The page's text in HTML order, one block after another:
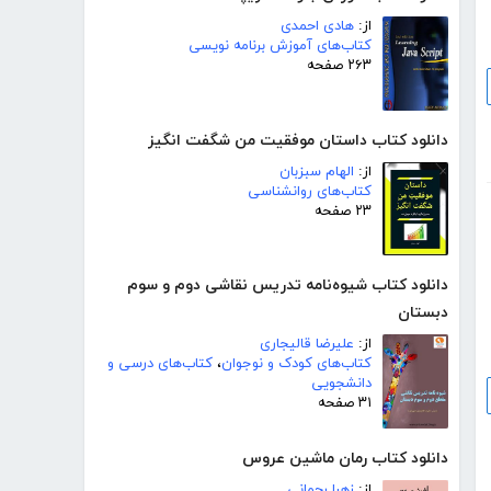
از: هادی احمدی
کتاب‌های آموزش برنامه نویسی
۲۶۳ صفحه
دانلود کتاب داستان موفقیت من شگفت انگیز
از: الهام سبزبان
کتاب‌های روانشناسی
۲۳ صفحه
دانلود کتاب شیوه‌نامه تدریس نقاشی دوم و سوم
دبستان
از: علیرضا قالیجاری
کتاب‌های کودک و نوجوان، کتاب‌های درسی و
دانشجویی
۳۱ صفحه
دانلود کتاب رمان ماشین عروس